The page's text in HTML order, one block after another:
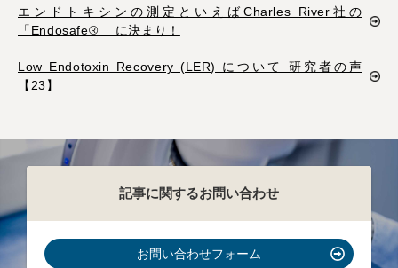
エンドトキシンの測定といえばCharles River社の
「Endosafe® 」に決まり！
Low Endotoxin Recovery (LER) について 研究者の声
【23】
記事に関するお問い合わせ
お問い合わせフォーム